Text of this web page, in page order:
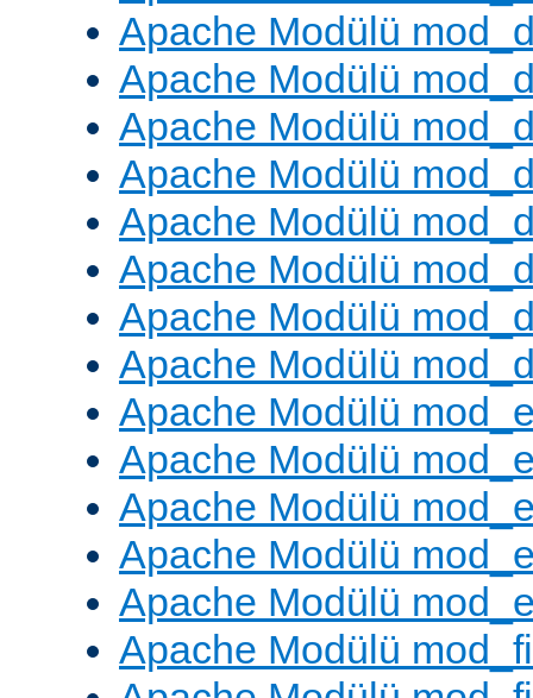
Apache Modülü
Apache Modülü
Apache Modülü
Apache Modülü
Apache Modülü
Apache Modülü
Apache Modülü
Apache Modülü
Apache Modülü
Apache Modülü
Apache Modülü
Apache Modülü
Apache Modülü
Apache Modülü